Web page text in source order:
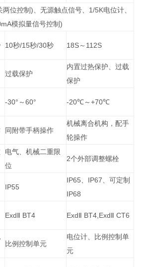
位控制)、无源触点信号、1/5K电位计、
模拟量信号控制)
10秒/15秒/30秒 18S～112S
过载保护
内置过热保护、过载
保护
-30°～60° -20℃～+70℃
同附带手柄操作
机械离合机构，配手
轮操作
电气、机械二重限
位
2个外部调整螺栓
IP55
IP65、IP67、可定制
IP68
ExdⅡ BT4 ExdⅡ BT4,ExdⅡ CT6
比例控制单元
电位计、比例控制单
元